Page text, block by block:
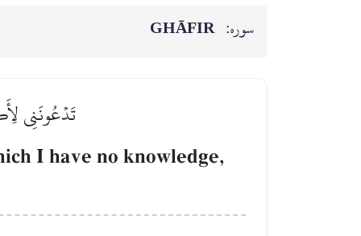
سوره: GHĀFIR
تَدۡعُونَنِي
I have no knowledge,